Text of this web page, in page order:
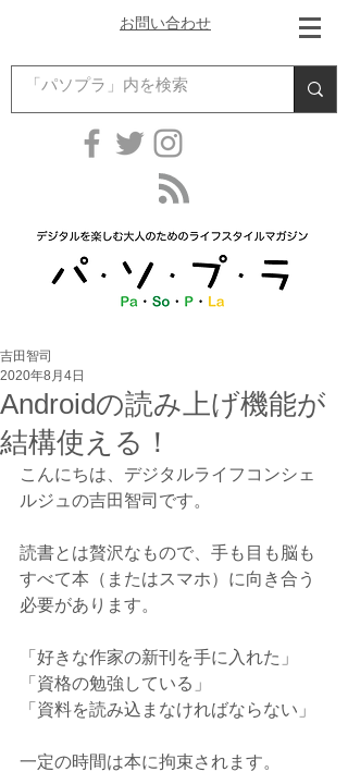
お問い合わせ
Androidの読み上げ機能が
結構使える！
吉田智司
2020年8月4日
こんにちは、デジタルライフコンシェ
ルジュの吉田智司です。
読書とは贅沢なもので、手も目も脳も
すべて本（またはスマホ）に向き合う
必要があります。
「好きな作家の新刊を手に入れた」
「資格の勉強している」
「資料を読み込まなければならない」
一定の時間は本に拘束されます。